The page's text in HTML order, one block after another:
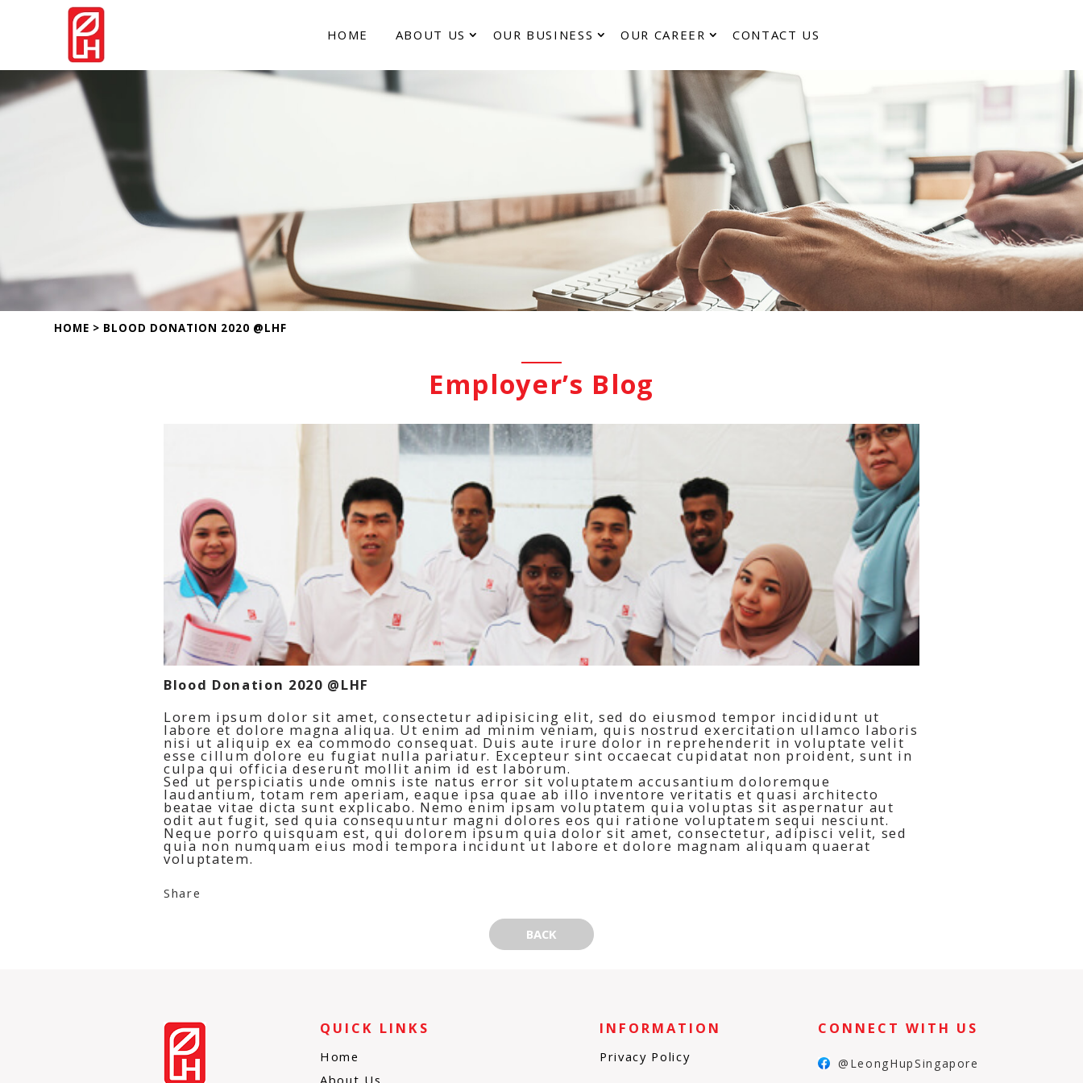
HOME ABOUT US OUR BUSINESS OUR CAREER CONTACT US
HOME > BLOOD DONATION 2020 @LHF
Employer’s Blog
Blood Donation 2020 @LHF
Lorem ipsum dolor sit amet, consectetur adipisicing elit, sed do eiusmod tempor incididunt ut
labore et dolore magna aliqua. Ut enim ad minim veniam, quis nostrud exercitation ullamco laboris
nisi ut aliquip ex ea commodo consequat. Duis aute irure dolor in reprehenderit in voluptate velit
esse cillum dolore eu fugiat nulla pariatur. Excepteur sint occaecat cupidatat non proident, sunt in
culpa qui officia deserunt mollit anim id est laborum.
Sed ut perspiciatis unde omnis iste natus error sit voluptatem accusantium doloremque
laudantium, totam rem aperiam, eaque ipsa quae ab illo inventore veritatis et quasi architecto
beatae vitae dicta sunt explicabo. Nemo enim ipsam voluptatem quia voluptas sit aspernatur aut
odit aut fugit, sed quia consequuntur magni dolores eos qui ratione voluptatem sequi nesciunt.
Neque porro quisquam est, qui dolorem ipsum quia dolor sit amet, consectetur, adipisci velit, sed
quia non numquam eius modi tempora incidunt ut labore et dolore magnam aliquam quaerat
voluptatem.
Share
BACK
QUICK LINKS
Home
About Us
INFORMATION
Privacy Policy
CONNECT WITH US
@LeongHupSingapore